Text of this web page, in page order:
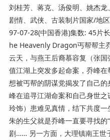
刘桂芳、蒋克、汤俊明、姚杰
剧情、武侠、古装制片国家/地
97-07-28(中国香港)集数: 45片
he Heavenly Dragon丐帮帮主
云天，与燕王后裔慕容复（张国
值江湖上突发多起命案，乔峰
想被丐帮的阴谋党揭发了自己
峰在追寻江湖命案和自己身世
玲饰）患难见真情，结下共度
朱的生父就是乔峰一直要寻找的
剧…… 另一方面，大理镇南王世